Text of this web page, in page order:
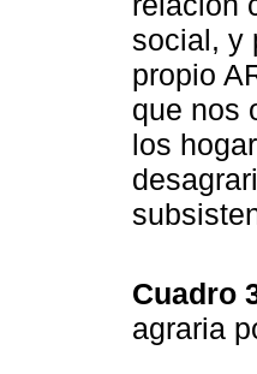
social, y
propio
que nos
los
Cuadro
agraria